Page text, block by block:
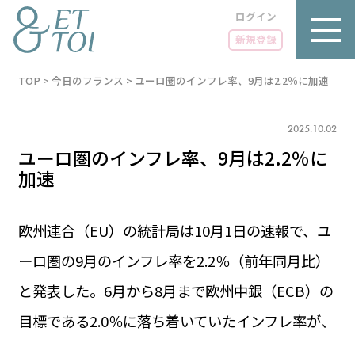
ログイン
新規登録
リュクス
GOURMET
グルメ
PARIS 14℃ / 12℃
1€＝182.37円
エトワとは
TOP > 今日のフランス > ユーロ圏のインフレ率、9月は2.2％に加速
2025.10.02
ユーロ圏のインフレ率、9月は2.2％に
加速
欧州連合（EU）の統計局は10月1日の速報で、ユ
ーロ圏の9月のインフレ率を2.2％（前年同月比）
と発表した。6月から8月まで欧州中銀（ECB）の
目標である2.0％に落ち着いていたインフレ率が、